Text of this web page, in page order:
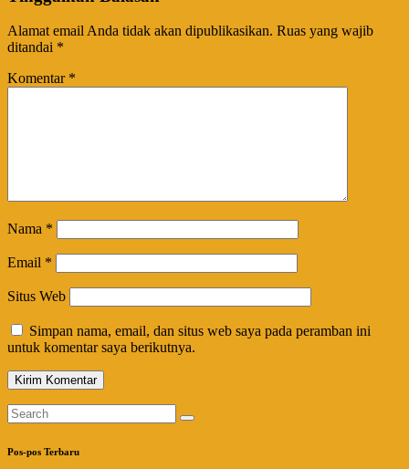
Alamat email Anda tidak akan dipublikasikan. Ruas yang wajib
ditandai *
Komentar *
Nama *
Email *
Situs Web
Simpan nama, email, dan situs web saya pada peramban ini
untuk komentar saya berikutnya.
Pos-pos Terbaru